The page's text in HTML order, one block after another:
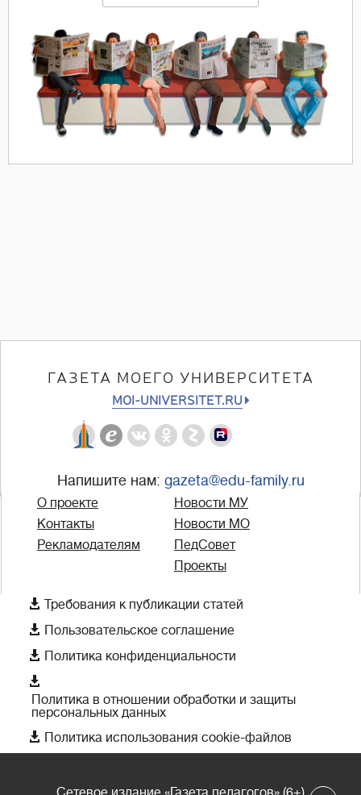
ГАЗЕТА МОЕГО УНИВЕРСИТЕТА
MOI-UNIVERSITET.RU
Напишите нам: gazeta@edu-family.ru
О проекте
Контакты
Рекламодателям
Новости МУ
Новости МО
ПедСовет
Проекты
 Требования к публикации статей
 Пользовательское соглашение
 Политика конфиденциальности

Политика в отношении обработки и защиты
персональных данных
 Политика использования cookie-файлов